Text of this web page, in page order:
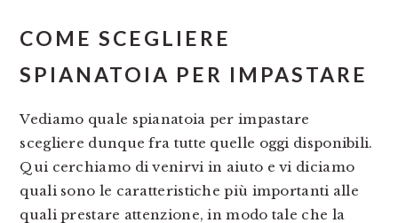
COME SCEGLIERE
SPIANATOIA PER IMPASTARE
Vediamo quale spianatoia per impastare
scegliere dunque fra tutte quelle oggi disponibili.
Qui cerchiamo di venirvi in aiuto e vi diciamo
quali sono le caratteristiche più importanti alle
quali prestare attenzione, in modo tale che la